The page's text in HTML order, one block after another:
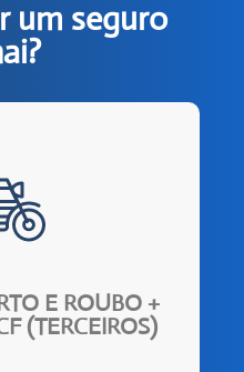
um seguro
E ROUBO +
(TERCEIROS)
e Roubo.